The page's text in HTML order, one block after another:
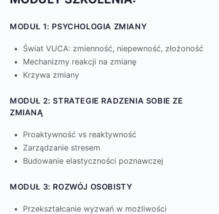
MODUŁ 1: PSYCHOLOGIA ZMIANY
Świat VUCA: zmienność, niepewność, złożoność
Mechanizmy reakcji na zmianę
Krzywa zmiany
MODUŁ 2: STRATEGIE RADZENIA SOBIE ZE
ZMIANĄ
Proaktywność vs reaktywność
Zarządzanie stresem
Budowanie elastyczności poznawczej
MODUŁ 3: ROZWÓJ OSOBISTY
Przekształcanie wyzwań w możliwości